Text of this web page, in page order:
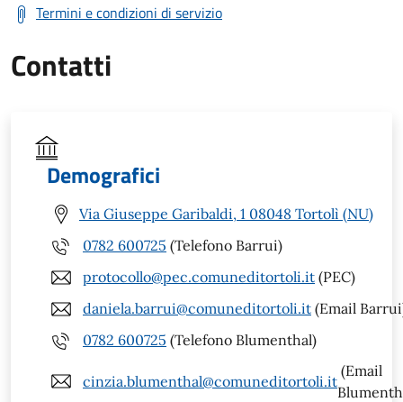
Termini e condizioni di servizio
Contatti
Demografici
Via Giuseppe Garibaldi, 1 08048 Tortolì (NU)
0782 600725 (Telefono Barrui)
protocollo@pec.comuneditortoli.it (PEC)
daniela.barrui@comuneditortoli.it (Email
0782 600725 (Telefono Blumenthal)
cinzia.blumenthal@comuneditortoli.it
(Email